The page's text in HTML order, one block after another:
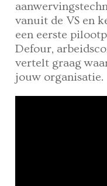
vanuit de VS en
een eerste
Defour,
vertelt graag
jouw organisatie.